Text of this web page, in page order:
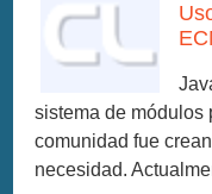
sistema de módulos
comunidad fue
necesidad.